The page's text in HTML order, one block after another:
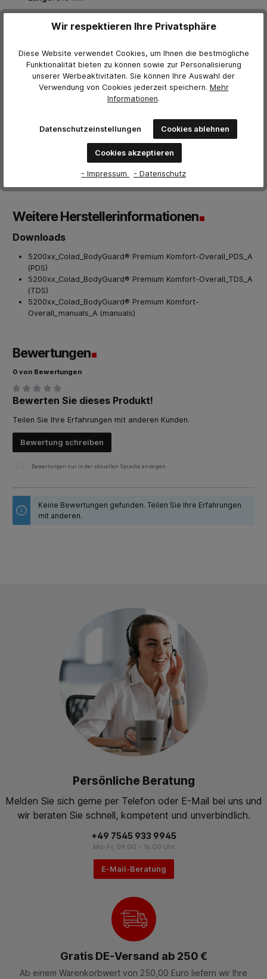
Technische Details
Persönliche Schutzausrüstung (PSA) Kategorie I gemäß EU-
geringfügigen Risiken. Schützt Sie vor unbedenklichen
Chemikalien, wie Lacken auf Wasserbasis oder Reinigungsmitten,
die nicht gesundheitsgefährdend sind.
Technisches Datenblatt
BodyGuard® Premium Komfort-Overall Größentabelle
Weitere Herstellerinformationen
Downloads
5200xx_Colad_BodyGuard® Premium Komfort-Overall_PDS_A
(PDS)
5200xx_Colad_BodyGuard® Premium Komfort-Overall_TDS_A
(TDS)
5200xx_Colad_BodyGuard® Premium Komfort-
Overall_manuals_A (manuals)
Bewertungen
0 von Bewertungen
Durchschnittliche Bewertung von 0 von 5 Sternen
Bewerten Sie dieses Produkt!
Teilen Sie Ihre Erfahrungen mit anderen Kunden.
Bewertung schreiben
Bewertungen nur in der aktuellen Sprache anzeigen.
Keine Bewertungen gefunden. Teilen Sie Ihre Erfahrungen
mit anderen.
Persönliche Beratung
Melden Sie sich gerne per Telefon oder E-Mail bei uns und
wir beraten Sie schnell, kompetent und unverbindlich.
+49 7545 933 9945
Mo-Fr, 09:00 - 16:00 Uhr
E-Mail-Beratung
Gratis DE-Versand ab 250 €
Ab einem Warenkorbwert von 250,00 Euro liefern wir Ihre
Wir respektieren Ihre Privatsphäre
Diese Website verwendet Cookies, um Ihnen die bestmögliche
Funktionalität bieten zu können sowie zur Personalisierung
unserer Werbeaktivitäten. Sie können Ihre Auswahl der
Verwendung von Cookies jederzeit speichern. Mehr
Informationen.
Datenschutzeinstellungen Cookies ablehnen
Cookies akzeptieren
- Impressum - Datenschutz